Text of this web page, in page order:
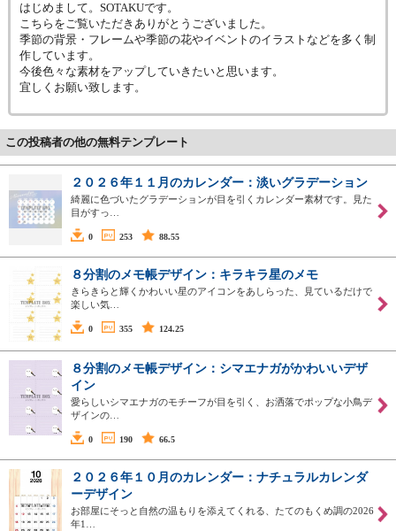
はじめまして。SOTAKUです。
こちらをご覧いただきありがとうございました。
季節の背景・フレームや季節の花やイベントのイラストなどを多く制
作しています。
今後色々な素材をアップしていきたいと思います。
宜しくお願い致します。
この投稿者の他の無料テンプレート
２０２６年１１月のカレンダー：淡いグラデーション
綺麗に色づいたグラデーションが目を引くカレンダー素材です。見た
目がすっ…
0 253 88.55
８分割のメモ帳デザイン：キラキラ星のメモ
きらきらと輝くかわいい星のアイコンをあしらった、見ているだけで
楽しい気…
0 355 124.25
８分割のメモ帳デザイン：シマエナガがかわいいデザ
イン
愛らしいシマエナガのモチーフが目を引く、お洒落でポップな小鳥デ
ザインの…
0 190 66.5
２０２６年１０月のカレンダー：ナチュラルカレンダ
ーデザイン
お部屋にそっと自然の温もりを添えてくれる、たてのもくめ調の2026
年1…